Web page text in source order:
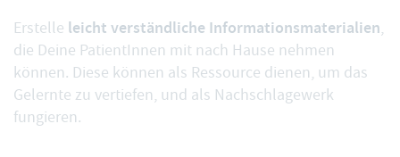
Erstelle leicht verständliche Informationsmaterialien,
die Deine PatientInnen mit nach Hause nehmen
können. Diese können als Ressource dienen, um das
Gelernte zu vertiefen, und als Nachschlagewerk
fungieren.